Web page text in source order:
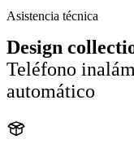
Asistencia técnica
Design
Teléfono
automático